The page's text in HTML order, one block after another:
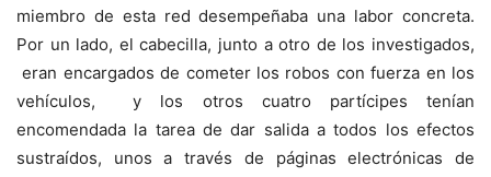
miembro de esta red desempeñaba una labor concreta.
Por un lado, el cabecilla, junto a otro de los investigados,
eran encargados de cometer los robos con fuerza en los
vehículos, y los otros cuatro partícipes tenían
encomendada la tarea de dar salida a todos los efectos
sustraídos, unos a través de páginas electrónicas de